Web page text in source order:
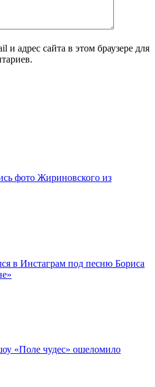
и адрес сайта в этом браузере для
фото Жириновского из
в Инстаграм под песню Бориса
«Поле чудес» ошеломило